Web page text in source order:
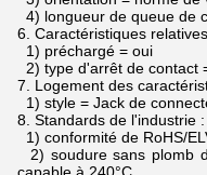
4) longueur de queue de
6. Caractéristiques
1) préchargé = oui
2) type d'arrêt de contact
7. Logement des
1) style = Jack de
8. Standards de l'industrie :
1) conformité de RoHS/
2) soudure sans plomb